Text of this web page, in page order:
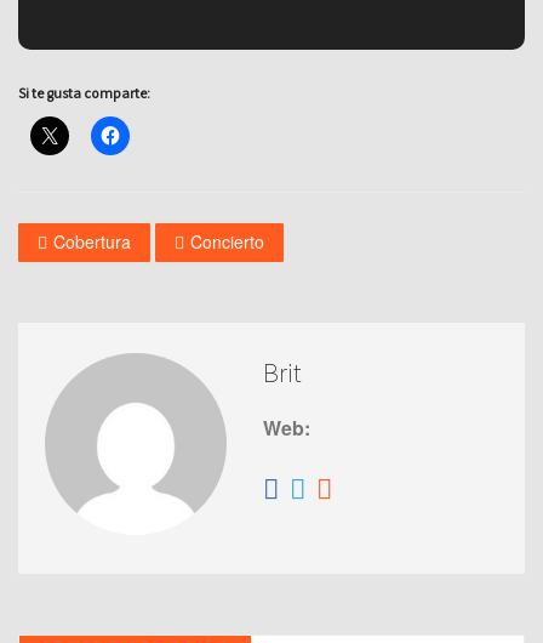
Si te gusta comparte:
Cobertura Concierto
Brit
Web: